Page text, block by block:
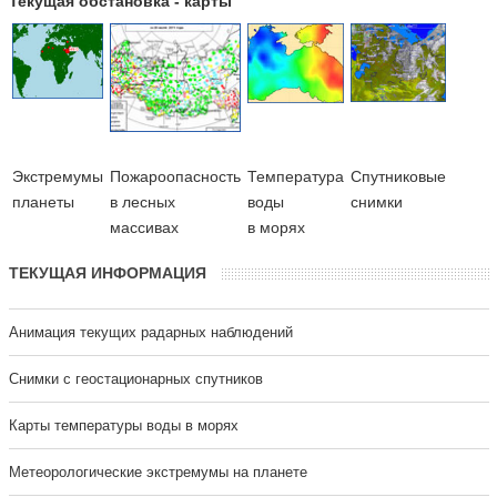
Экстремумы
планеты
Пожароопасность
в лесных
массивах
Температура
воды
в морях
Cпутниковые
снимки
ТЕКУЩАЯ ИНФОРМАЦИЯ
Анимация текущих радарных наблюдений
Cнимки с геостационарных спутников
Карты температуры воды в морях
Метеорологические экстремумы на планете